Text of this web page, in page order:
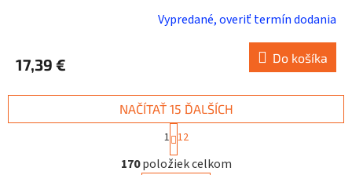
Vypredané, overiť termín dodania
17,39 € Do košíka
O
v
NAČÍTAŤ 15 ĎALŠÍCH
t
r
á
1 12
170položiek celkom